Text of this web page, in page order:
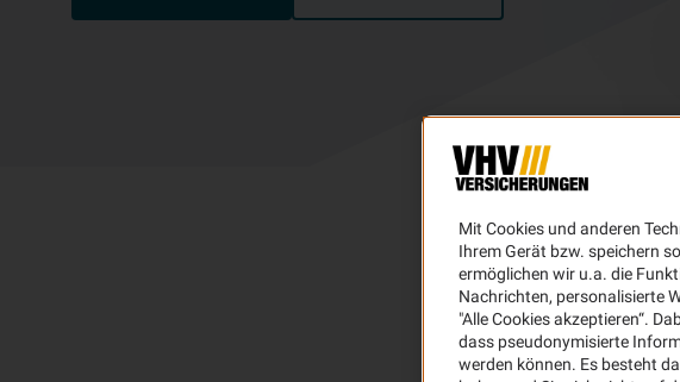
Mit Cookies und anderen
Ihrem Gerät bzw. speichern
ermöglichen wir u.a. die
Nachrichten, personalisierte
"Alle Cookies akzeptieren“.
dass pseudonymisierte
werden können. Es besteht